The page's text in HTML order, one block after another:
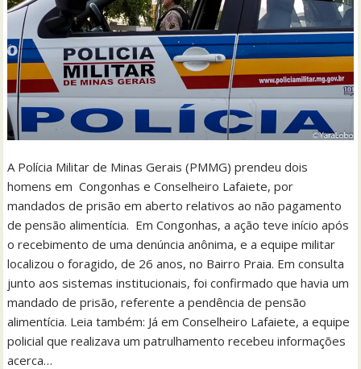
A Polícia Militar de Minas Gerais (PMMG) prendeu dois
homens em Congonhas e Conselheiro Lafaiete, por
mandados de prisão em aberto relativos ao não pagamento
de pensão alimentícia. Em Congonhas, a ação teve início após
o recebimento de uma denúncia anônima, e a equipe militar
localizou o foragido, de 26 anos, no Bairro Praia. Em consulta
junto aos sistemas institucionais, foi confirmado que havia um
mandado de prisão, referente a pendência de pensão
alimentícia. Leia também: Já em Conselheiro Lafaiete, a equipe
policial que realizava um patrulhamento recebeu informações
acerca…